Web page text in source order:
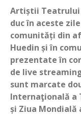
Artiștii Teatrului
duc în aceste
comunități din
Huedin și în
prezentate în
de live
sunt marcate
Internaţională a
și Ziua Mondială